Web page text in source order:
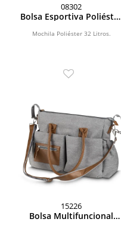
08302
Bolsa Esportiva Poliéster
Mochila Poliéster 32 Litros.
15226
Bolsa Multifuncional